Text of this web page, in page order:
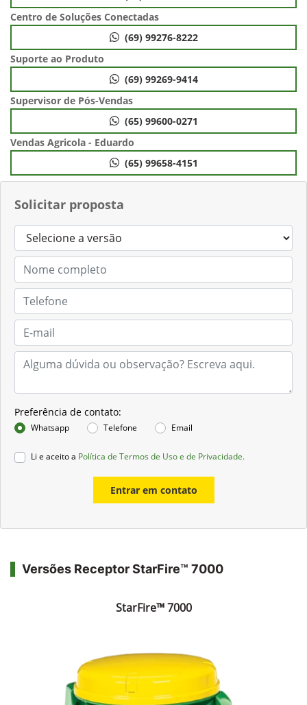
Solicitar proposta
Preferência de contato:
Whatsapp Telefone Email
Li e aceito a Política de Termos de Uso e de Privacidade.
Entrar em contato
Centro de Soluções Conectadas
(69) 99276-8222
Suporte ao Produto
(69) 99269-9414
Supervisor de Pós-Vendas
(65) 99600-0271
Vendas Agricola - Eduardo
(65) 99658-4151
Versões Receptor StarFire™ 7000
StarFire™ 7000